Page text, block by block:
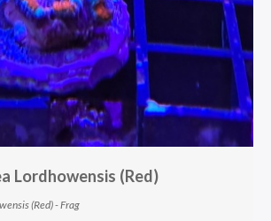
Lordhowensis (Red)
(Red) - Frag